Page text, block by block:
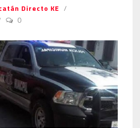
Directo KE
0